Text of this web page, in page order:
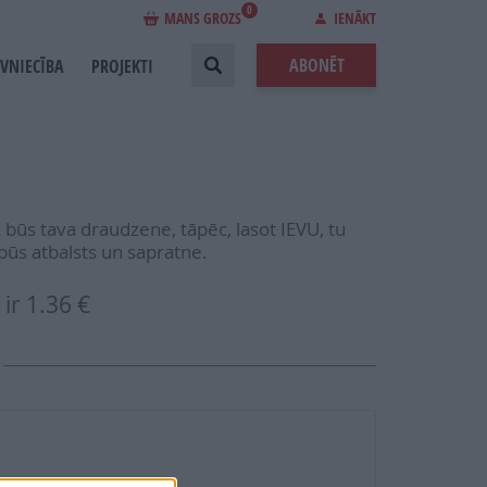
MANS GROZS 0 IENĀKT
PROJEKTI ABONĒT
tava draudzene, tāpēc, lasot IEVU, tu
atbalsts un sapratne.
ir 1.36 €